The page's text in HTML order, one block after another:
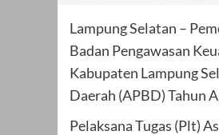
Lampung Selatan –
Badan Pengawasan
Kabupaten Lampung
Daerah (APBD) Tahun
Pelaksana Tugas (Plt)